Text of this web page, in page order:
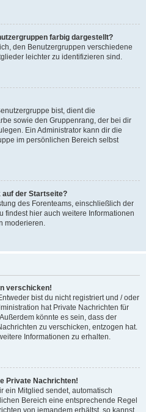
farbig dargestellt?
den Benutzergruppen verschiedene
leichter zu identifizieren sind.
bist, dient die
sowie den Gruppenrang, der bei dir
Ein Administrator kann dir die
im persönlichen Bereich selbst
auf der Startseite?
des Forenteams, einschließlich der
findest hier auch weitere Informationen
moderieren.
verschicken!
bist du nicht registriert und / oder
hat Private Nachrichten für
könnte es sein, dass der
zu verschicken, entzogen hat.
Informationen zu erhalten.
Private Nachrichten!
ein Mitglied sendet, automatisch
Bereich eine entsprechende Regel
von jemandem erhältst, so kannst